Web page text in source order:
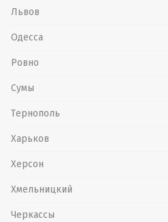
Львов
Одесса
Ровно
Сумы
Тернополь
Харьков
Херсон
Хмельницкий
Черкассы